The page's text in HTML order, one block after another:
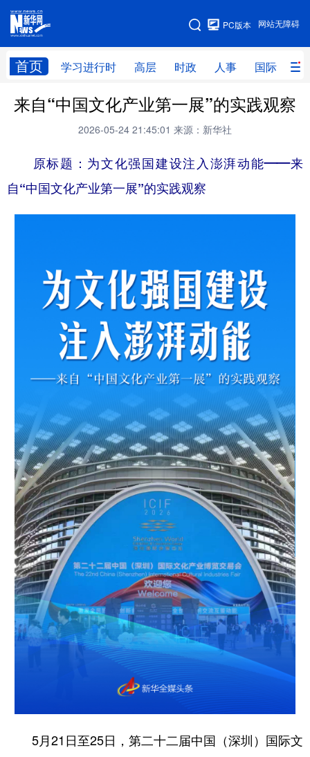
网站无障碍
PC版本
首页 学习进行时 高层 时政 人事 国际 财
网站地图
学习进行时 高层 时政 人事
财经 网评
台湾 思客智库 全球连线 教育
科技 科创 量子
法律 中央文件 金融 汽车
食品 人居 信息化 数字经济
学术中国 乡村振兴 银龄 溯源中国
能源
公益 一带一路 亚太网 上市公司
文化产业
地方频道
北京 河北 山西
辽宁 吉林 上海 江苏
浙江 安徽 福建 江西
山东 河南 湖北 湖南
广西 海南
新疆 内蒙古 黑龙江
来自“中国文化产业第一展”的实践观察
2026-05-24 21:45:01 来源：新华社
原标题： 为文化强国建设注入澎湃动能——来
自“中国文化产业第一展”的实践观察
5月21日至25日，第二十二届中国（深圳）国际文